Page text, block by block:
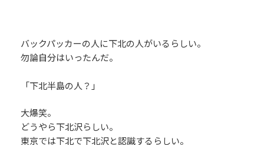
バックパッカーの人に下北の人がいるらしい。
勿論自分はいったんだ。
「下北半島の人？」
大爆笑。
どうやら下北沢らしい。
東京では下北で下北沢と認識するらしい。